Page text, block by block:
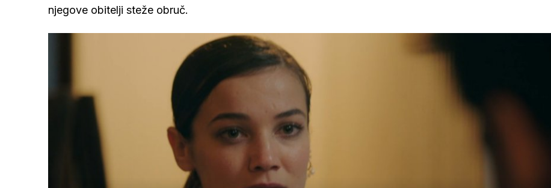
njegove obitelji steže obruč.